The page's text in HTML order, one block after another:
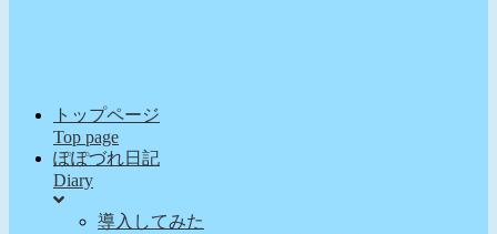
トップページ
Top page
ぽぽづれ日記
Diary
導入してみた